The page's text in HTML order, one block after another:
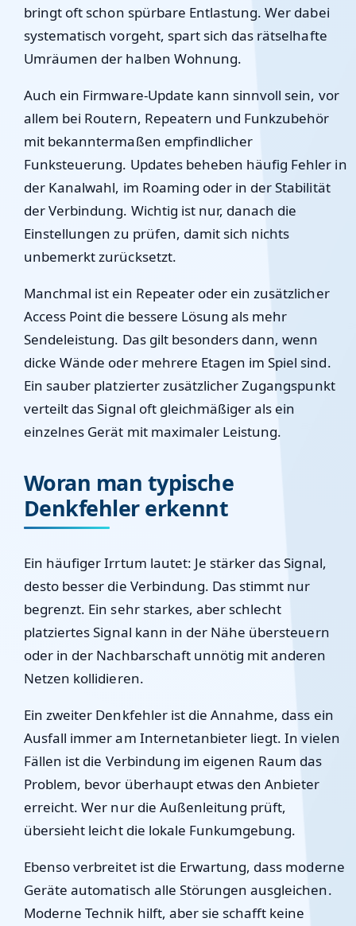
bringt oft schon spürbare Entlastung. Wer dabei
systematisch vorgeht, spart sich das rätselhafte
Umräumen der halben Wohnung.
Auch ein Firmware-Update kann sinnvoll sein, vor
allem bei Routern, Repeatern und Funkzubehör
mit bekanntermaßen empfindlicher
Funksteuerung. Updates beheben häufig Fehler in
der Kanalwahl, im Roaming oder in der Stabilität
der Verbindung. Wichtig ist nur, danach die
Einstellungen zu prüfen, damit sich nichts
unbemerkt zurücksetzt.
Manchmal ist ein Repeater oder ein zusätzlicher
Access Point die bessere Lösung als mehr
Sendeleistung. Das gilt besonders dann, wenn
dicke Wände oder mehrere Etagen im Spiel sind.
Ein sauber platzierter zusätzlicher Zugangspunkt
verteilt das Signal oft gleichmäßiger als ein
einzelnes Gerät mit maximaler Leistung.
Woran man typische
Denkfehler erkennt
Ein häufiger Irrtum lautet: Je stärker das Signal,
desto besser die Verbindung. Das stimmt nur
begrenzt. Ein sehr starkes, aber schlecht
platziertes Signal kann in der Nähe übersteuern
oder in der Nachbarschaft unnötig mit anderen
Netzen kollidieren.
Ein zweiter Denkfehler ist die Annahme, dass ein
Ausfall immer am Internetanbieter liegt. In vielen
Fällen ist die Verbindung im eigenen Raum das
Problem, bevor überhaupt etwas den Anbieter
erreicht. Wer nur die Außenleitung prüft,
übersieht leicht die lokale Funkumgebung.
Ebenso verbreitet ist die Erwartung, dass moderne
Geräte automatisch alle Störungen ausgleichen.
Moderne Technik hilft, aber sie schafft keine